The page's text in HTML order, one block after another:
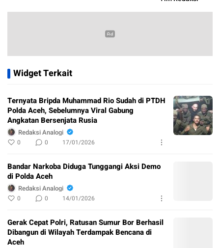
Widget Terkait
Ternyata Bripda Muhammad Rio Sudah di PTDH
Polda Aceh, Sebelumnya Viral Gabung
Angkatan Bersenjata Rusia
Redaksi Analogi
0 0 17/01/2026
Bandar Narkoba Diduga Tunggangi Aksi Demo
di Polda Aceh
Redaksi Analogi
0 0 14/01/2026
Gerak Cepat Polri, Ratusan Sumur Bor Berhasil
Dibangun di Wilayah Terdampak Bencana di
Aceh